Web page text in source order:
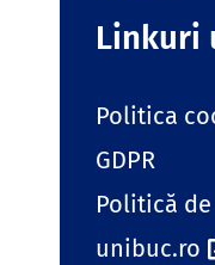
Linkuri
Politica
GDPR
Politică
unibuc.ro